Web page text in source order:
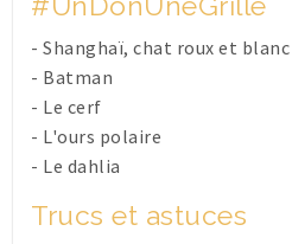
- Shanghaï, chat roux et blanc
- Batman
- Le cerf
- L'ours polaire
- Le dahlia
Trucs et astuces